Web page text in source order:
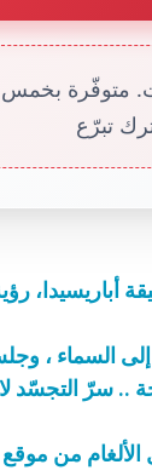
متوفّرة بخمس
تبرّع
أباريسيدا،
السماء ،
.. سرّ التجسّد
من موقع